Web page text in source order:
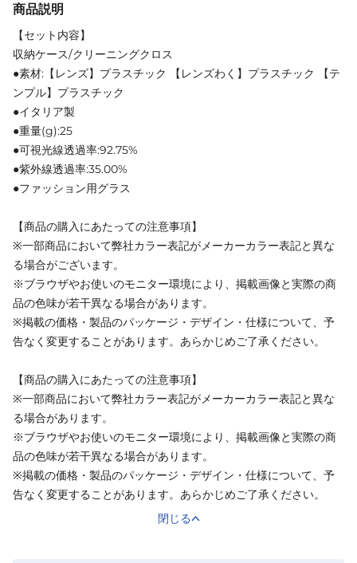
商品説明
【セット内容】
収納ケース/クリーニングクロス
●素材:【レンズ】プラスチック 【レンズわく】プラスチック 【テ
ンプル】プラスチック
●イタリア製
●重量(g):25
●可視光線透過率:92.75%
●紫外線透過率:35.00%
●ファッション用グラス
【商品の購入にあたっての注意事項】
※一部商品において弊社カラー表記がメーカーカラー表記と異な
る場合がございます。
※ブラウザやお使いのモニター環境により、掲載画像と実際の商
品の色味が若干異なる場合があります。
※掲載の価格・製品のパッケージ・デザイン・仕様について、予
告なく変更することがあります。あらかじめご了承ください。
【商品の購入にあたっての注意事項】
※一部商品において弊社カラー表記がメーカーカラー表記と異な
る場合があります。
※ブラウザやお使いのモニター環境により、掲載画像と実際の商
品の色味が若干異なる場合があります。
※掲載の価格・製品のパッケージ・デザイン・仕様について、予
告なく変更することがあります。あらかじめご了承ください。
閉じる